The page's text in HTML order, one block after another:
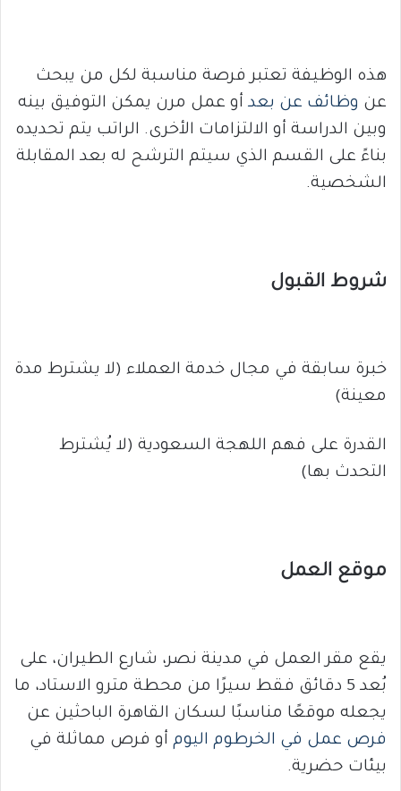
هذه الوظيفة تعتبر فرصة مناسبة لكل من يبحث
عن وظائف عن بعد أو عمل مرن يمكن التوفيق بينه
وبين الدراسة أو الالتزامات الأخرى. الراتب يتم تحديده
بناءً على القسم الذي سيتم الترشح له بعد المقابلة
الشخصية.
شروط القبول
خبرة سابقة في مجال خدمة العملاء (لا يشترط مدة
معينة)
القدرة على فهم اللهجة السعودية (لا يُشترط
التحدث بها)
موقع العمل
يقع مقر العمل في مدينة نصر، شارع الطيران، على
بُعد 5 دقائق فقط سيرًا من محطة مترو الاستاد، ما
يجعله موقعًا مناسبًا لسكان القاهرة الباحثين عن
فرص عمل في الخرطوم اليوم أو فرص مماثلة في
بيئات حضرية.